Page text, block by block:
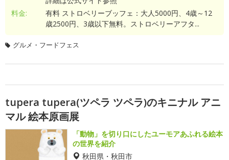
料金:
有料 ストロベリーブッフェ：大人5000円、4歳～12
歳2500円、3歳以下無料。ストロベリーアフタ...
グルメ・フードフェス
tupera tupera(ツペラ ツペラ)のキニナル アニ
マル 絵本原画展
「動物」を切り口にしたユーモアあふれる絵本
の世界を紹介
秋田県・秋田市